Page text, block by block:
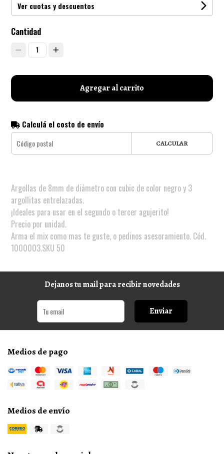
Ver cuotas y descuentos
Cantidad
1
Agregar al carrito
Calculá el costo de envío
CALCULAR
Argollas de 8mm de diámetro con cubic de color negro y 3
argollitas entrelazadas.
¡Ideales para usar en el segundo o tercer agujerito!
Precio por unidad.
Arma el mix como mas te guste, o pedinos asesoramiento. Cód.
1000003.SKU 50
Dejanos tu mail para recibir novedades
Enviar
Medios de pago
Medios de envío